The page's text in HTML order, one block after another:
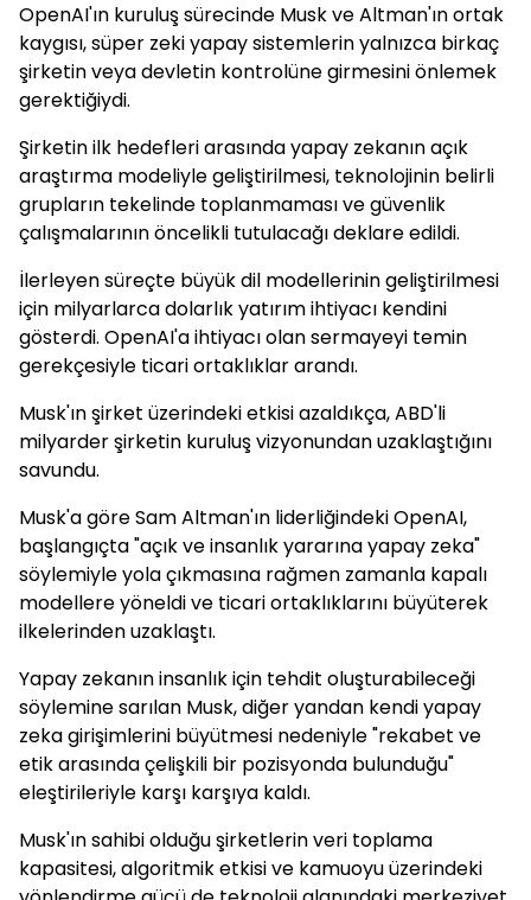
OpenAI'ın kuruluş sürecinde Musk ve Altman'ın ortak
kaygısı, süper zeki yapay sistemlerin yalnızca birkaç
şirketin veya devletin kontrolüne girmesini önlemek
gerektiğiydi.
Şirketin ilk hedefleri arasında yapay zekanın açık
araştırma modeliyle geliştirilmesi, teknolojinin belirli
grupların tekelinde toplanmaması ve güvenlik
çalışmalarının öncelikli tutulacağı deklare edildi.
İlerleyen süreçte büyük dil modellerinin geliştirilmesi
için milyarlarca dolarlık yatırım ihtiyacı kendini
gösterdi. OpenAI'a ihtiyacı olan sermayeyi temin
gerekçesiyle ticari ortaklıklar arandı.
Musk'ın şirket üzerindeki etkisi azaldıkça, ABD'li
milyarder şirketin kuruluş vizyonundan uzaklaştığını
savundu.
Musk'a göre Sam Altman'ın liderliğindeki OpenAI,
başlangıçta "açık ve insanlık yararına yapay zeka"
söylemiyle yola çıkmasına rağmen zamanla kapalı
modellere yöneldi ve ticari ortaklıklarını büyüterek
ilkelerinden uzaklaştı.
Yapay zekanın insanlık için tehdit oluşturabileceği
söylemine sarılan Musk, diğer yandan kendi yapay
zeka girişimlerini büyütmesi nedeniyle "rekabet ve
etik arasında çelişkili bir pozisyonda bulunduğu"
eleştirileriyle karşı karşıya kaldı.
Musk'ın sahibi olduğu şirketlerin veri toplama
kapasitesi, algoritmik etkisi ve kamuoyu üzerindeki